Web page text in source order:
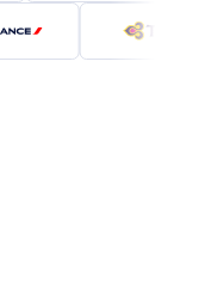
hoặc Dubai
chọn.
này nổi bật